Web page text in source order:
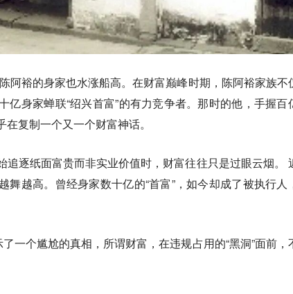
阿裕的身家也水涨船高。在财富巅峰时期，陈阿裕家族不
亿身家蝉联“绍兴首富”的有力竞争者。那时的他，手握百
复制一个又一个财富神话。
追逐纸面富贵而非实业价值时，财富往往只是过眼云烟。
舞越高。曾经身家数十亿的“首富”，如今却成了被执行人
一个尴尬的真相，所谓财富，在违规占用的“黑洞”面前，